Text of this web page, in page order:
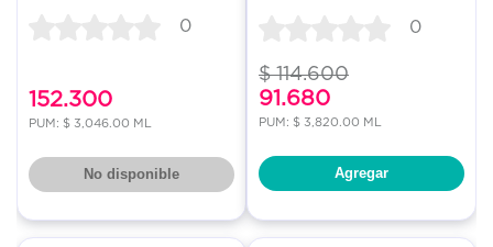
0
152.300
PUM: $ 3,046.00 ML
No disponible
0
$ 114.600
91.680
PUM: $ 3,820.00 ML
Agregar